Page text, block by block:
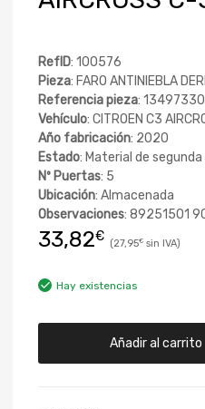
RefID: 100576
Pieza: FARO ANTINIEBLA
Referencia pieza: 13497330
Vehículo: CITROEN C3
Año fabricación: 2020
Estado: Material de
Nº Puertas: 5
Ubicación: Almacenada
Observaciones: 89251501
33,82€ 27,95€
Hay existencias
Añadir al carrito